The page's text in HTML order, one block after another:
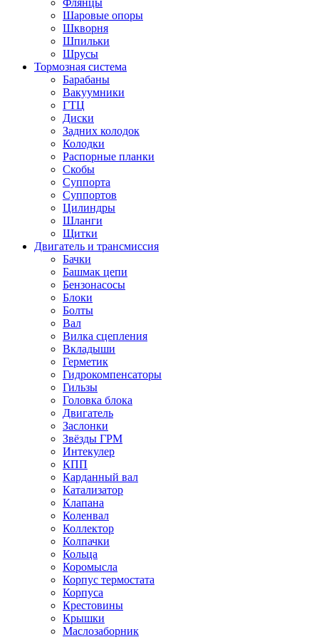
Флянцы
Шаровые опоры
Шкворня
Шпильки
Шрусы
Тормозная система
Барабаны
Вакуумники
ГТЦ
Диски
Задних колодок
Колодки
Распорные планки
Скобы
Суппорта
Суппортов
Цилиндры
Шланги
Щитки
Двигатель и трансмиссия
Бачки
Башмак цепи
Бензонасосы
Блоки
Болты
Вал
Вилка сцепления
Вкладыши
Герметик
Гидрокомпенсаторы
Гильзы
Головка блока
Двигатель
Заслонки
Звёзды ГРМ
Интекулер
КПП
Карданный вал
Катализатор
Клапана
Коленвал
Коллектор
Колпачки
Кольца
Коромысла
Корпус термостата
Корпуса
Крестовины
Крышки
Маслозаборник